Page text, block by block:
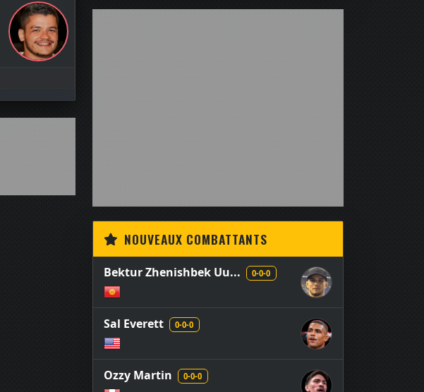
NOUVEAUX COMBATTANTS
Bektur Zhenishbek Uu... 0-0-0
Sal Everett 0-0-0
Ozzy Martin 0-0-0